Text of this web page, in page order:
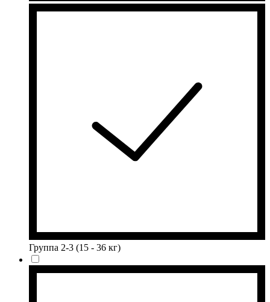
Группа 2-3 (15 - 36 кг)